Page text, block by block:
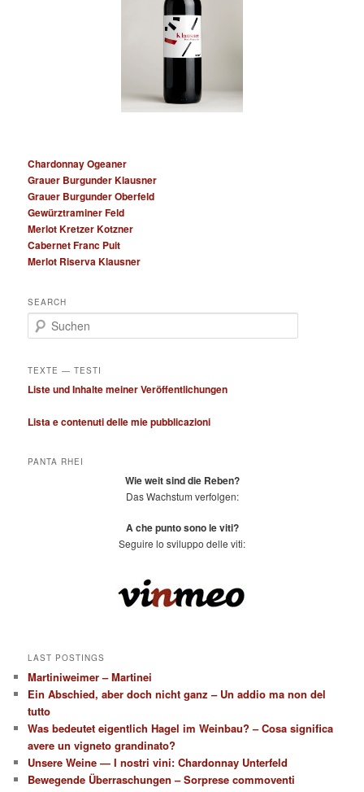
Chardonnay Ogeaner
Grauer Burgunder Klausner
Grauer Burgunder Oberfeld
Gewürztraminer Feld
Merlot Kretzer Kotzner
Cabernet Franc Puit
Merlot Riserva Klausner
SEARCH
u
h
n
TEXTE — TESTI
Liste und Inhalte meiner Veröffentlichungen
Lista e contenuti delle mie pubblicazioni
PANTA RHEI
Wie weit sind die Reben?
Das Wachstum verfolgen:
A che punto sono le viti?
Seguire lo sviluppo delle viti:
LAST POSTINGS
Martiniweimer – Martinei
Ein Abschied, aber doch nicht ganz – Un addio ma non del
tutto
Was bedeutet eigentlich Hagel im Weinbau? – Cosa significa
avere un vigneto grandinato?
Unsere Weine — I nostri vini: Chardonnay Unterfeld
Bewegende Überraschungen – Sorprese commoventi